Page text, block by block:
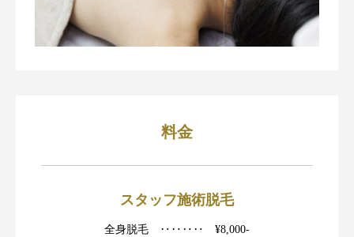
料金
スタッフ施術脱毛
全身脱毛 ‥‥‥‥ ¥8,000-